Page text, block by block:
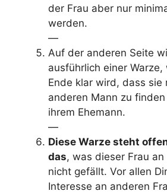
der Frau aber nur
werden.
—
Auf der anderen Seite
ausführlich einer
Ende klar wird, dass sie
anderen Mann zu
ihrem Ehemann.
—
Diese Warze steht
das, was dieser Frau an
nicht gefällt. Vor allen
Interesse an anderen